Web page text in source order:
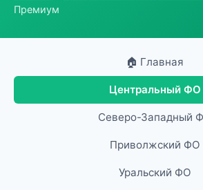
Премиум
🏠 Главная
Центральный ФО
Северо-Западный
Приволжский ФО
Уральский ФО